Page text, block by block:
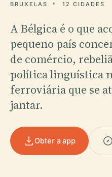
BRUXELAS 12 CIDADES
A Bélgica é o que
pequeno país
de comércio,
política linguística
ferroviária que se
jantar.
Obter a app